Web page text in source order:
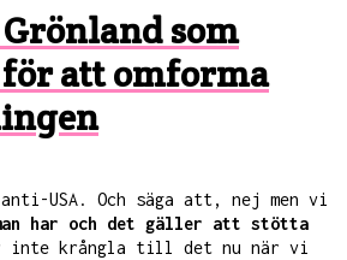
Grönland som
att omforma
USA. Och säga att, nej men vi
har och det gäller att stötta
inte krångla till det nu när vi